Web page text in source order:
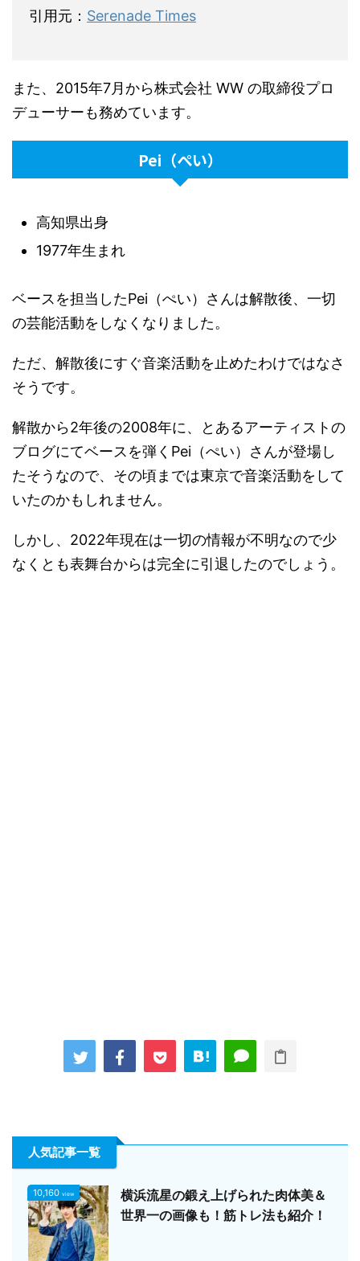
引用元： Serenade Times
また、2015年7月から株式会社 WW の取締役プロ
デューサーも務めています。
Pei（ぺい）
高知県出身
1977年生まれ
ベースを担当したPei（ぺい）さんは解散後、一切
の芸能活動をしなくなりました。
ただ、解散後にすぐ音楽活動を止めたわけではなさ
そうです。
解散から2年後の2008年に、とあるアーティストの
ブログにてベースを弾くPei（ぺい）さんが登場し
たそうなので、その頃までは東京で音楽活動をして
いたのかもしれません。
しかし、2022年現在は一切の情報が不明なので少
なくとも表舞台からは完全に引退したのでしょう。
人気記事一覧
10,160 view
横浜流星の鍛え上げられた肉体美＆
世界一の画像も！筋トレ法も紹介！